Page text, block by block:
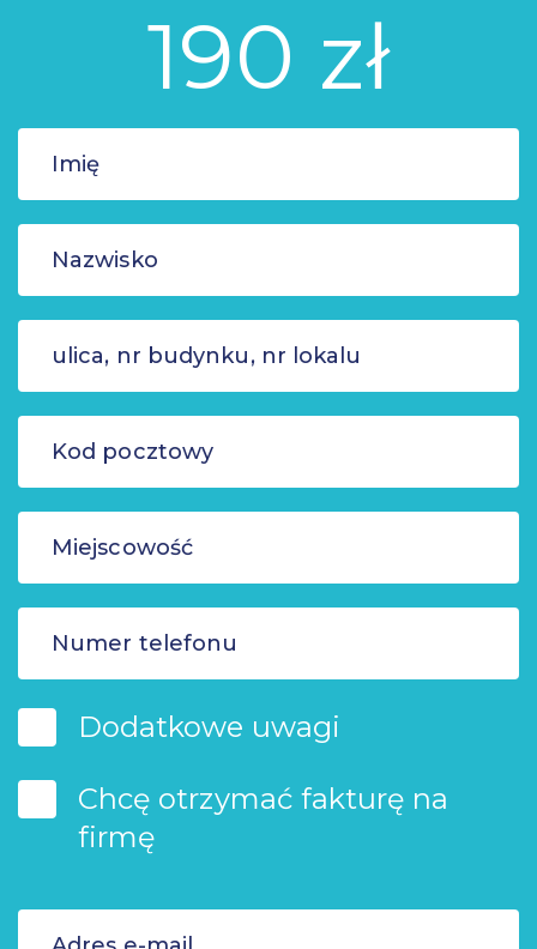
190 zł
Dodatkowe uwagi
Chcę otrzymać fakturę na
firmę